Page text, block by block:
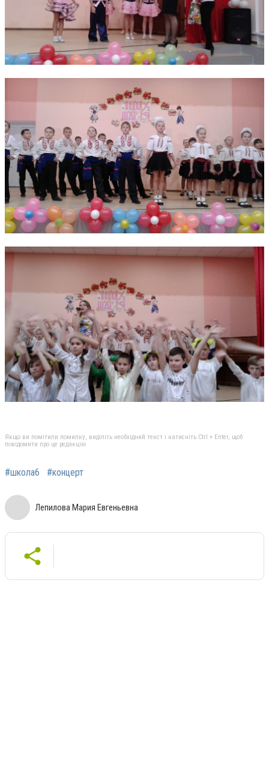
Якщо ви помітили помилку, виділіть необхідний текст і натисніть Ctrl + Enter, щоб
повідомити про це редакцію
#школа6 #концерт
Лепилова Мария Евгеньевна